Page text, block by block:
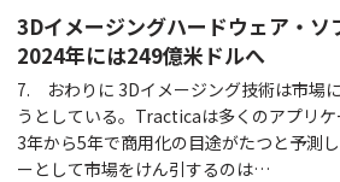
3Dイメージングハードウェア・ソ
2024年には249億米ドルへ
7. おわりに 3Dイメージング技術は市場
うとしている。Tracticaは多くのアプリ
3年から5年で商用化の目途がたつと予測
ーとして市場をけん引するのは…